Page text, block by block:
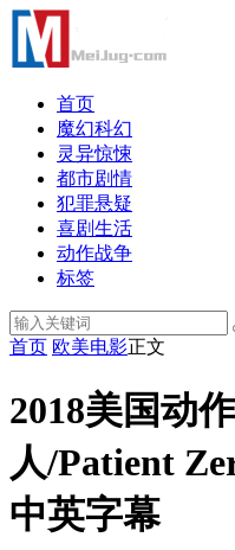
首页
魔幻科幻
灵异惊悚
都市剧情
犯罪悬疑
喜剧生活
动作战争
标签
首页 欧美电影正文
2018美国动
人/Patient
中英字幕